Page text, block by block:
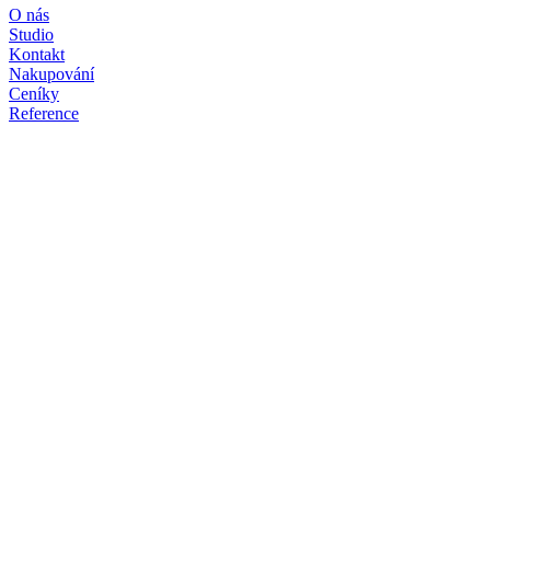
O nás
Studio
Kontakt
Nakupování
Ceníky
Reference